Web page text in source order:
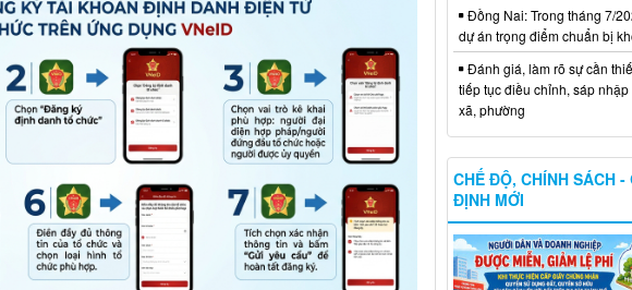
Đồng Nai: Trong tháng 7/
dự án trọng điểm chuẩn bị
Đánh giá, làm rõ sự cần
tiếp tục điều chỉnh, sáp nhập
xã, phường
CHẾ ĐỘ, CHÍNH SÁCH -
ĐỊNH MỚI